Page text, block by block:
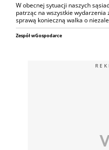
W obecnej sytuacji naszych
patrząc na wszystkie
sprawą konieczną walka o
Zespół wGospodarce